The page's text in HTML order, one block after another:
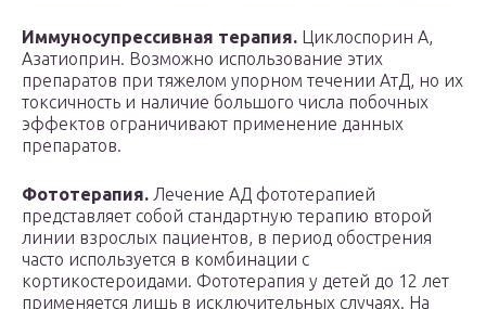
Иммуносупрессивная терапия. Циклоспорин А,
Азатиоприн. Возможно использование этих
препаратов при тяжелом упорном течении АтД, но их
токсичность и наличие большого числа побочных
эффектов ограничивают применение данных
препаратов.
Фототерапия. Лечение АД фототерапией
представляет собой стандартную терапию второй
линии взрослых пациентов, в период обострения
часто используется в комбинации с
кортикостероидами. Фототерапия у детей до 12 лет
применяется лишь в исключительных случаях. На